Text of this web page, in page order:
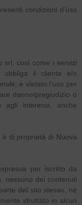
condizioni d’uso
srl, così come i servizi
obbliga il cliente e/o
è vietato l’uso per
danno/pregiudizio o
agli interessi, anche
di proprietà di Nuova
per iscritto da
nessuno dei contenuti
del sito stesso, né
sfruttato in alcun